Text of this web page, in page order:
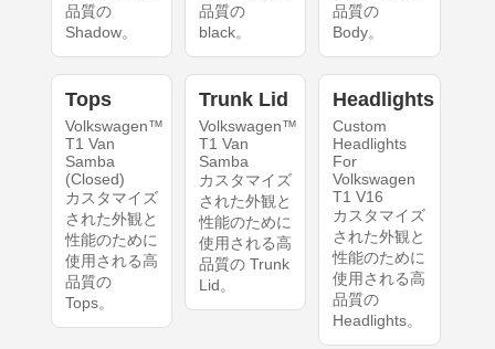
品質の
Shadow。
品質の
black。
品質の
Body。
Tops
Volkswagen™
T1 Van
Samba
(Closed)
カスタマイズ
された外観と
性能のために
使用される高
品質の
Tops。
Trunk Lid
Volkswagen™
T1 Van
Samba
カスタマイズ
された外観と
性能のために
使用される高
品質の Trunk
Lid。
Headlights
Custom
Headlights
For
Volkswagen
T1 V16
カスタマイズ
された外観と
性能のために
使用される高
品質の
Headlights。